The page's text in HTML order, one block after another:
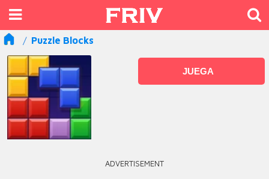
Puzzle Blocks
JUEGA
ADVERTISEMENT